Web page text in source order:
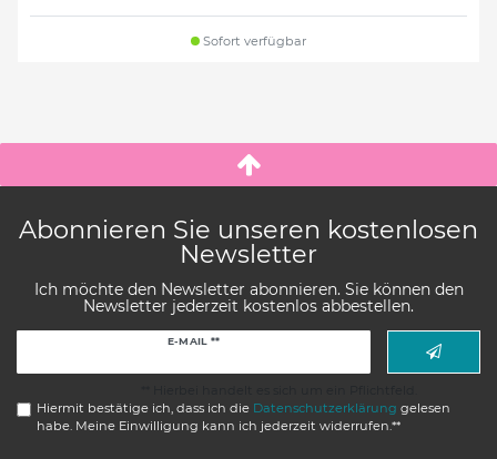
Sofort verfügbar
Abonnieren Sie unseren kostenlosen
Newsletter
Ich möchte den Newsletter abonnieren. Sie können den
Newsletter jederzeit kostenlos abbestellen.
E-MAIL **
Hiermit bestätige ich, dass ich die Daten­schutz­erklärung gelesen
habe. Meine Einwilligung kann ich jederzeit widerrufen.**